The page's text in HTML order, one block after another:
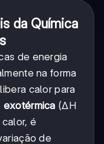
da Química
de energia
na forma
calor para
exotérmica (ΔH
é
de